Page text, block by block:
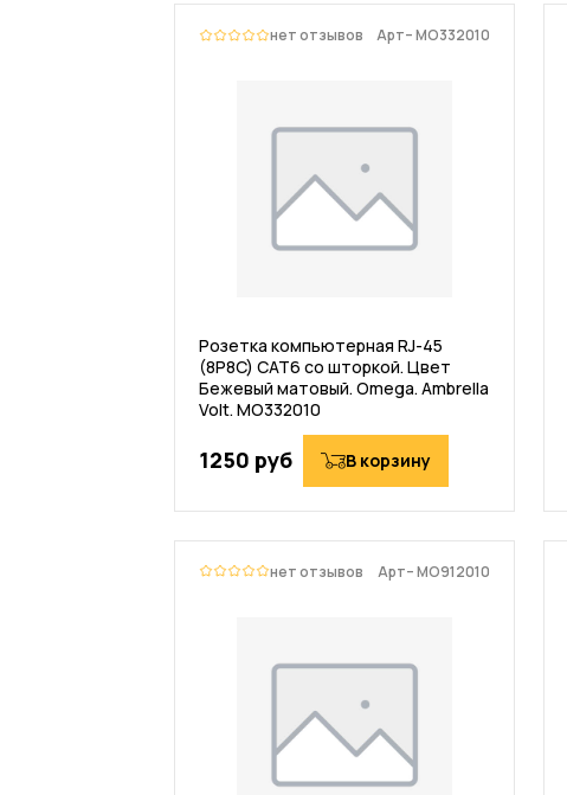
нет отзывов Арт– MO332010
Розетка компьютерная RJ-45
(8P8C) CAT6 со шторкой. Цвет
Бежевый матовый. Omega. Ambrella
Volt. MO332010
1250 руб В корзину
нет отзывов Арт– MO912010